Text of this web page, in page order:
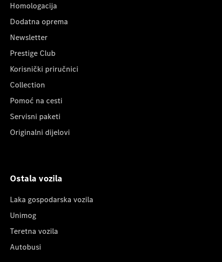
Homologacija
Dodatna oprema
Newsletter
Prestige Club
Korisnički priručnici
Collection
Pomoć na cesti
Servisni paketi
Originalni dijelovi
Ostala vozila
Laka gospodarska vozila
Unimog
Teretna vozila
Autobusi